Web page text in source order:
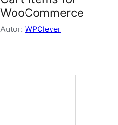
WooCommerce
Autor: WPClever